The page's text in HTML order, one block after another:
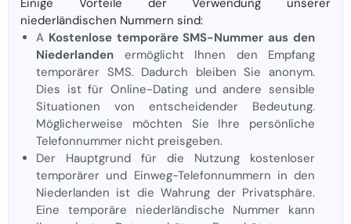
Einige Vorteile der Verwendung unserer
niederländischen Nummern sind:
A Kostenlose temporäre SMS-Nummer aus den
Niederlanden ermöglicht Ihnen den Empfang
temporärer SMS. Dadurch bleiben Sie anonym.
Dies ist für Online-Dating und andere sensible
Situationen von entscheidender Bedeutung.
Möglicherweise möchten Sie Ihre persönliche
Telefonnummer nicht preisgeben.
Der Hauptgrund für die Nutzung kostenloser
temporärer und Einweg-Telefonnummern in den
Niederlanden ist die Wahrung der Privatsphäre.
Eine temporäre niederländische Nummer kann